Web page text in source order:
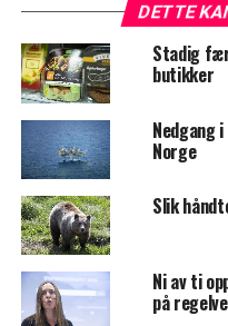
DETTE
Stadig
butikker
Nedgang
Norge
Slik
Ni av ti
på